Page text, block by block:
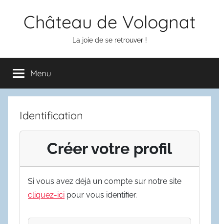
Château de Volognat
La joie de se retrouver !
Menu
Identification
Créer votre profil
Si vous avez déjà un compte sur notre site
cliquez-ici pour vous identifier.